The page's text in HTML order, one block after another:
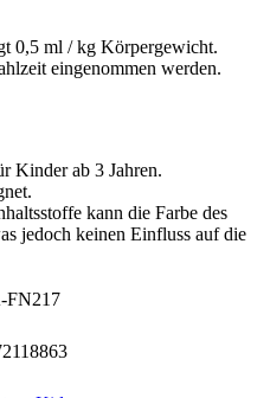
0,5 ml / kg Körpergewicht.
eingenommen werden.
Kinder ab 3 Jahren.
kann die Farbe des
jedoch keinen Einfluss auf die